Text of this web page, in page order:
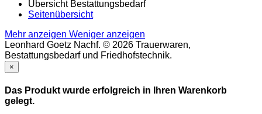
Übersicht Bestattungsbedarf
Seitenübersicht
Mehr anzeigen Weniger anzeigen
Leonhard Goetz Nachf. © 2026 Trauerwaren,
Bestattungsbedarf und Friedhofstechnik.
×
Das Produkt wurde erfolgreich in Ihren Warenkorb
gelegt.